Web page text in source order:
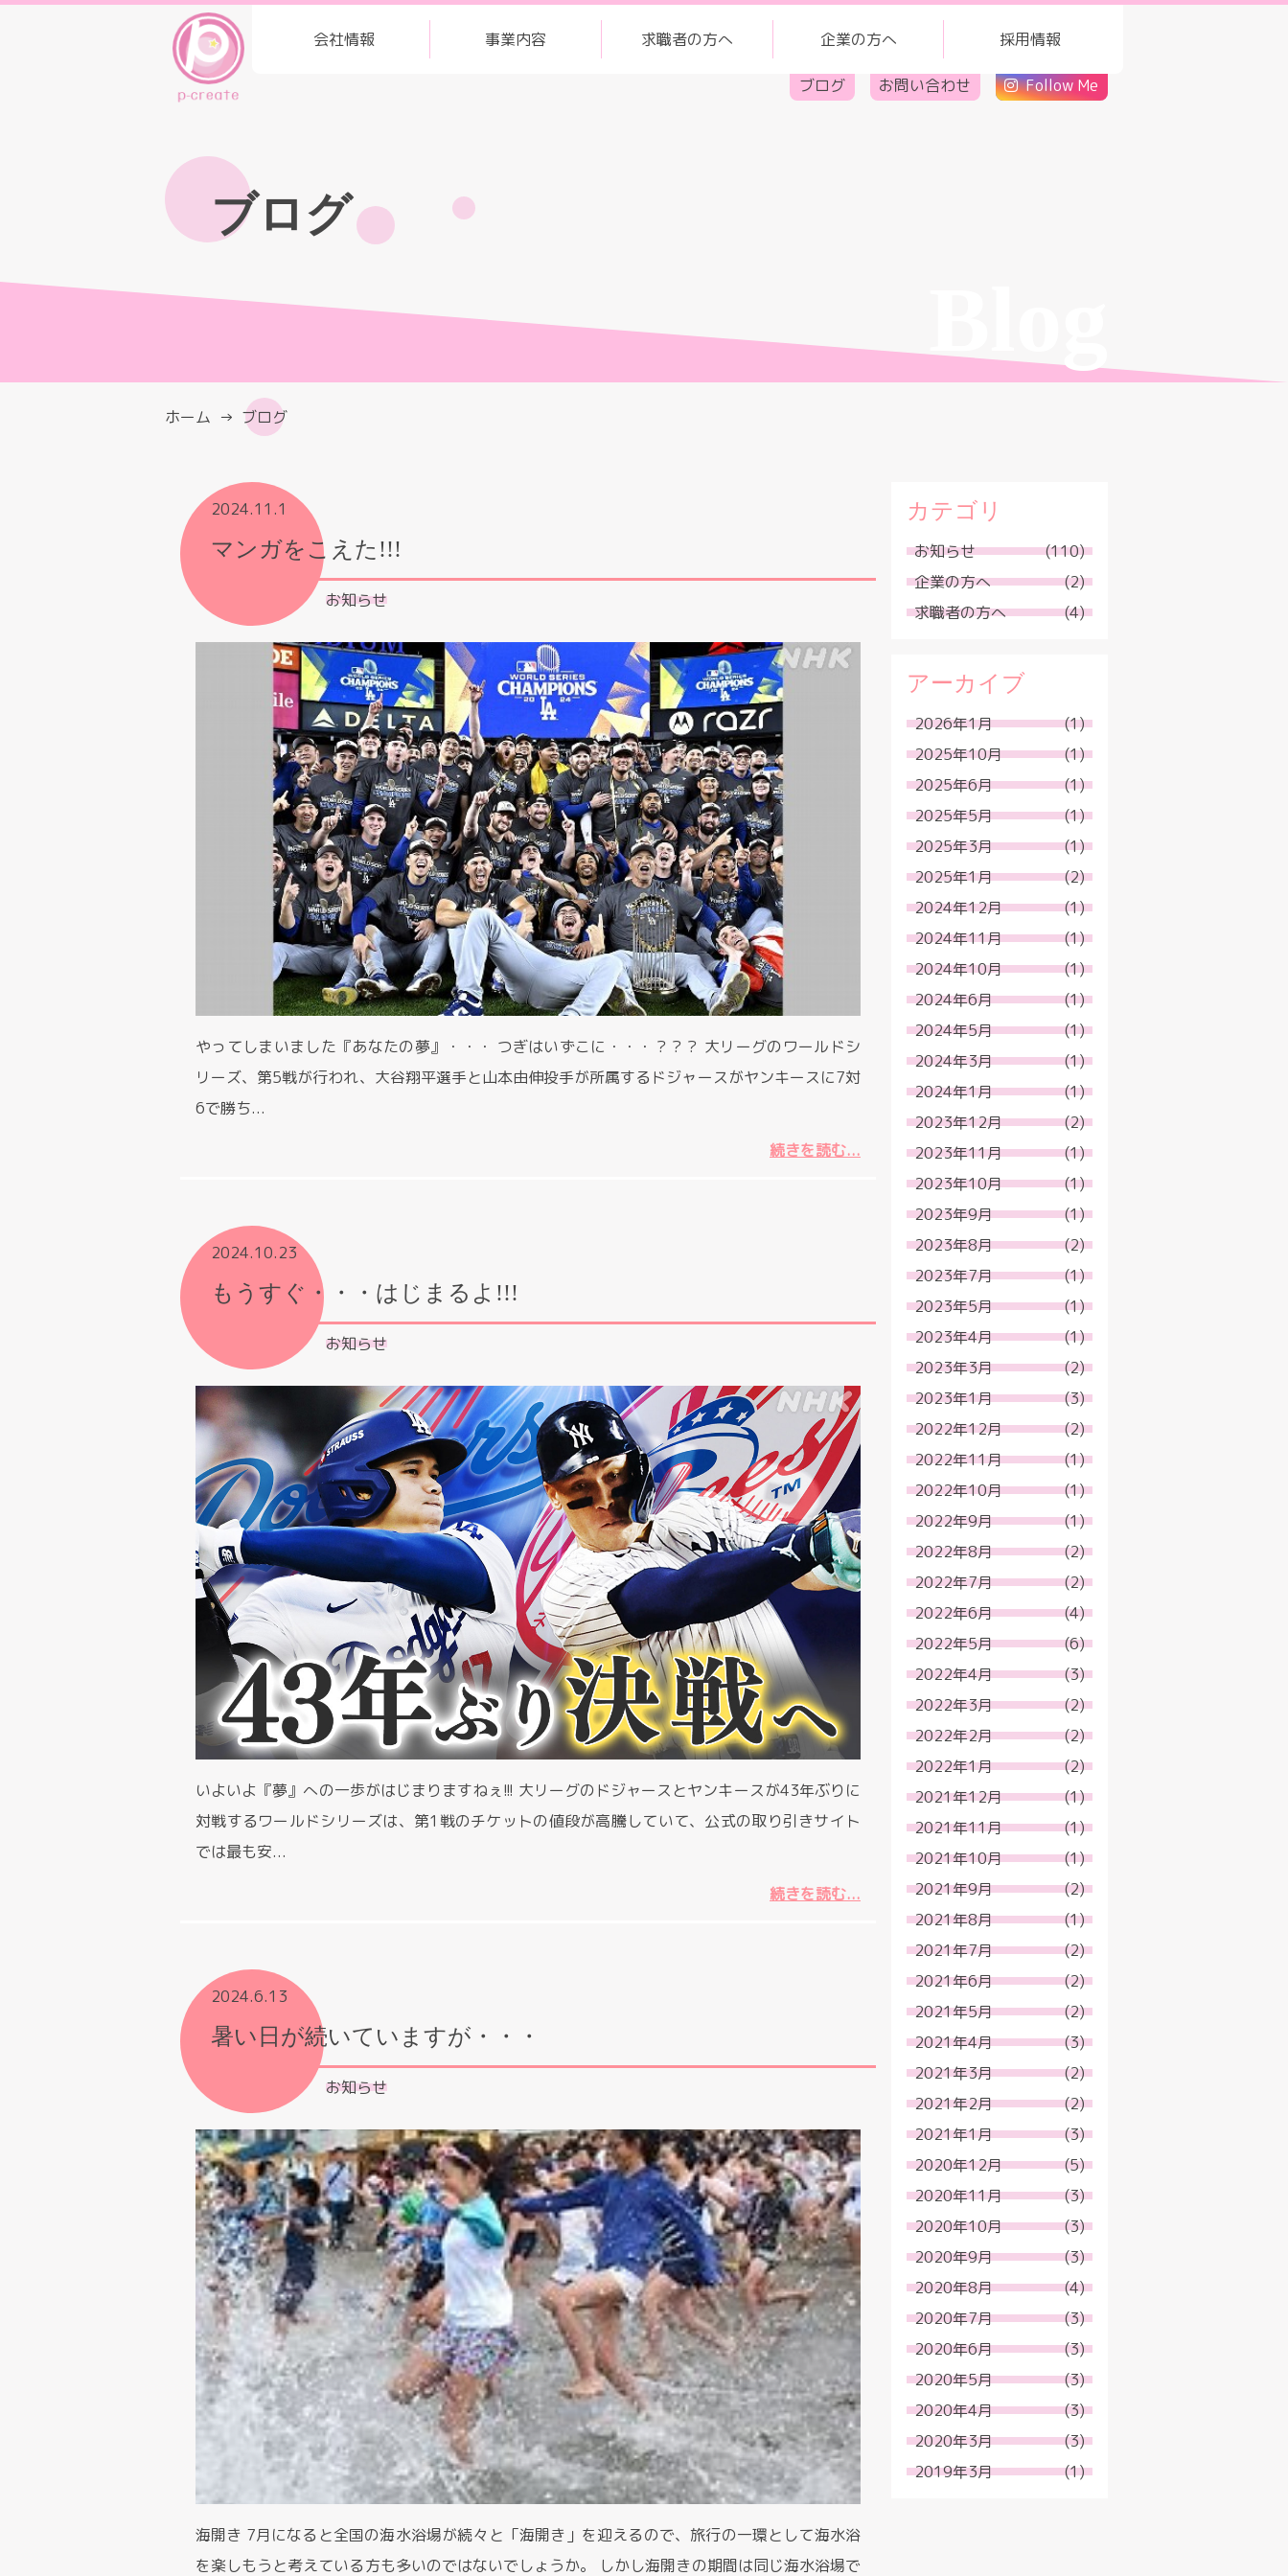
会社情報 事業内容 求職者の方へ 企業の方へ 採用情報
ブログ お問い合わせ Follow Me
ブログ
ホーム ブログ
2024.11.1
マンガをこえた!!!
お知らせ
やってしまいました『あなたの夢』・・・ つぎはいずこに・・・？？？ 大リーグのワールドシ
リーズ、第5戦が行われ、大谷翔平選手と山本由伸投手が所属するドジャースがヤンキースに7対
6で勝ち...
続きを読む...
2024.10.23
もうすぐ・・・はじまるよ!!!
お知らせ
いよいよ『夢』への一歩がはじまりますねぇ!!! 大リーグのドジャースとヤンキースが43年ぶりに
対戦するワールドシリーズは、第1戦のチケットの値段が高騰していて、公式の取り引きサイト
では最も安...
続きを読む...
2024.6.13
暑い日が続いていますが・・・
お知らせ
海開き 7月になると全国の海水浴場が続々と「海開き」を迎えるので、旅行の一環として海水浴
を楽しもうと考えている方も多いのではないでしょうか。 しかし海開きの期間は同じ海水浴場で
カテゴリ
お知らせ
(110)
企業の方へ
(2)
求職者の方へ
(4)
アーカイブ
2026年1月
(1)
2025年10月
(1)
2025年6月
(1)
2025年5月
(1)
2025年3月
(1)
2025年1月
(2)
2024年12月
(1)
2024年11月
(1)
2024年10月
(1)
2024年6月
(1)
2024年5月
(1)
2024年3月
(1)
2024年1月
(1)
2023年12月
(2)
2023年11月
(1)
2023年10月
(1)
2023年9月
(1)
2023年8月
(2)
2023年7月
(1)
2023年5月
(1)
2023年4月
(1)
2023年3月
(2)
2023年1月
(3)
2022年12月
(2)
2022年11月
(1)
2022年10月
(1)
2022年9月
(1)
2022年8月
(2)
2022年7月
(2)
2022年6月
(4)
2022年5月
(6)
2022年4月
(3)
2022年3月
(2)
2022年2月
(2)
2022年1月
(2)
2021年12月
(1)
2021年11月
(1)
2021年10月
(1)
2021年9月
(2)
2021年8月
(1)
2021年7月
(2)
2021年6月
(2)
2021年5月
(2)
2021年4月
(3)
2021年3月
(2)
2021年2月
(2)
2021年1月
(3)
2020年12月
(5)
2020年11月
(3)
2020年10月
(3)
2020年9月
(3)
2020年8月
(4)
2020年7月
(3)
2020年6月
(3)
2020年5月
(3)
2020年4月
(3)
2020年3月
(3)
2019年3月
(1)